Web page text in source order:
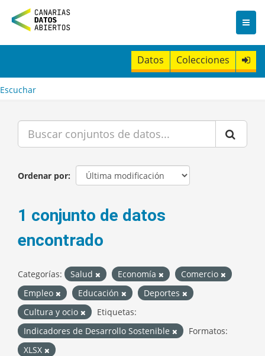
n
t
Datos Colecciones
Escuchar
Ordenar por
1 conjunto de datos
encontrado
Categorías: Salud Economía
Comercio
Empleo
Educación
Deportes
Cultura y ocio
Etiquetas:
Indicadores de Desarrollo Sostenible
Formatos:
XLSX